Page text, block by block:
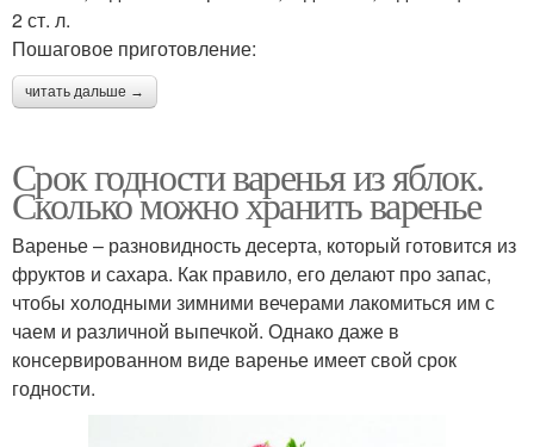
2 ст. л.
Пошаговое приготовление:
читать дальше →
Срок годности варенья из яблок.
Сколько можно хранить варенье
Варенье – разновидность десерта, который готовится из
фруктов и сахара. Как правило, его делают про запас,
чтобы холодными зимними вечерами лакомиться им с
чаем и различной выпечкой. Однако даже в
консервированном виде варенье имеет свой срок
годности.